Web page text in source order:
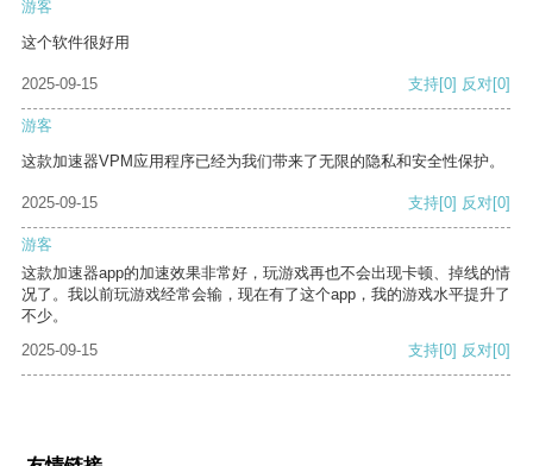
游客
这个软件很好用
2025-09-15 支持[0] 反对[0]
游客
这款加速器VPM应用程序已经为我们带来了无限的隐私和安全性保护。
2025-09-15 支持[0] 反对[0]
游客
这款加速器app的加速效果非常好，玩游戏再也不会出现卡顿、掉线的情
况了。我以前玩游戏经常会输，现在有了这个app，我的游戏水平提升了
不少。
2025-09-15
支持[0] 反对[0]